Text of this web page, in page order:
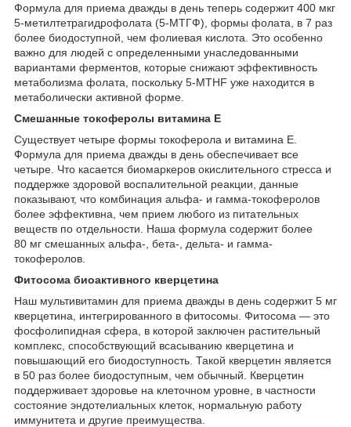
Формула для приема дважды в день теперь содержит 400 мкг
5-метилтетрагидрофолата (5-МТГФ), формы фолата, в 7 раз
более биодоступной, чем фолиевая кислота. Это особенно
важно для людей с определенными унаследованными
вариантами ферментов, которые снижают эффективность
метаболизма фолата, поскольку 5-MTHF уже находится в
метаболически активной форме.
Смешанные токоферолы витамина Е
Существует четыре формы токоферола и витамина Е.
Формула для приема дважды в день обеспечивает все
четыре. Что касается биомаркеров окислительного стресса и
поддержке здоровой воспалительной реакции, данные
показывают, что комбинация альфа- и гамма-токоферолов
более эффективна, чем прием любого из питательных
веществ по отдельности. Наша формула содержит более
80 мг смешанных альфа-, бета-, дельта- и гамма-
токоферолов.
Фитосома биоактивного кверцетина
Наш мультивитамин для приема дважды в день содержит 5 мг
кверцетина, интегрированного в фитосомы. Фитосома — это
фосфолипидная сфера, в которой заключен растительный
комплекс, способствующий всасыванию кверцетина и
повышающий его биодоступность. Такой кверцетин является
в 50 раз более биодоступным, чем обычный. Кверцетин
поддерживает здоровье на клеточном уровне, в частности
состояние эндотелиальных клеток, нормальную работу
иммунитета и другие преимущества.